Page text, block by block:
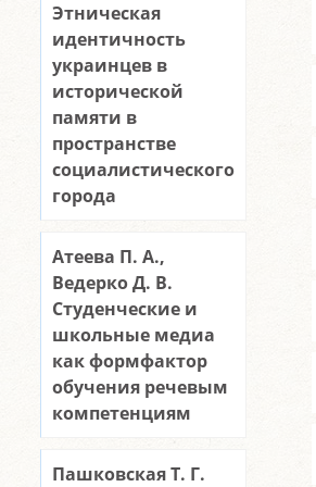
Этническая
идентичность
украинцев в
исторической
памяти в
пространстве
социалистического
города
Атеева П. А.,
Ведерко Д. В.
Студенческие и
школьные медиа
как формфактор
обучения речевым
компетенциям
Пашковская Т. Г.